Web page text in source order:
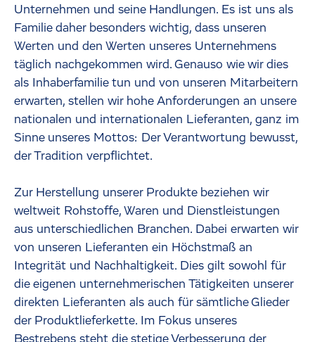
Unternehmen und seine Handlungen. Es ist uns als
Familie daher besonders wichtig, dass unseren
Werten und den Werten unseres Unternehmens
täglich nachgekommen wird. Genauso wie wir dies
als Inhaberfamilie tun und von unseren Mitarbeitern
erwarten, stellen wir hohe Anforderungen an unsere
nationalen und internationalen Lieferanten, ganz im
Sinne unseres Mottos: Der Verantwortung bewusst,
der Tradition verpflichtet.
Zur Herstellung unserer Produkte beziehen wir
weltweit Rohstoffe, Waren und Dienstleistungen
aus unterschiedlichen Branchen. Dabei erwarten wir
von unseren Lieferanten ein Höchstmaß an
Integrität und Nachhaltigkeit. Dies gilt sowohl für
die eigenen unternehmerischen Tätigkeiten unserer
direkten Lieferanten als auch für sämtliche Glieder
der Produktlieferkette. Im Fokus unseres
Bestrebens steht die stetige Verbesserung der